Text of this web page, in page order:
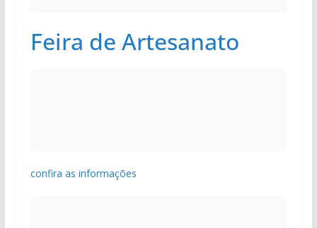
Feira de Artesanato
confira as informações